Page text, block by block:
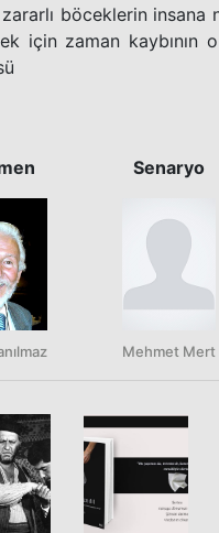
böceklerin insana
için zaman kaybının
Senaryo
Mehmet Mert